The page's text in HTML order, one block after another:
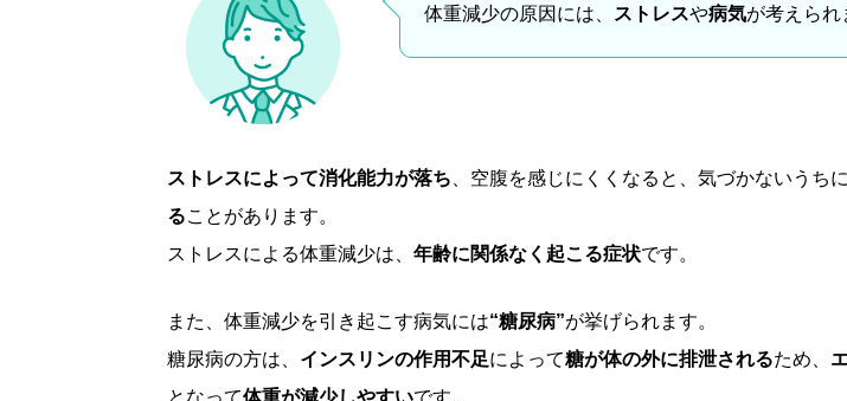
体重減少の原因には、 ストレスや病気が考えられ
ストレスによって消化能力が落ち 、空腹を感じにくくなると、気づかないうちに
ることがあります。
ストレスによる体重減少は、 年齢に関係なく起こる症状です。
また、体重減少を引き起こす病気には“糖尿病”が挙げられます。
糖尿病の方は、 インスリンの作用不足によって糖が体の外に排泄されるため、